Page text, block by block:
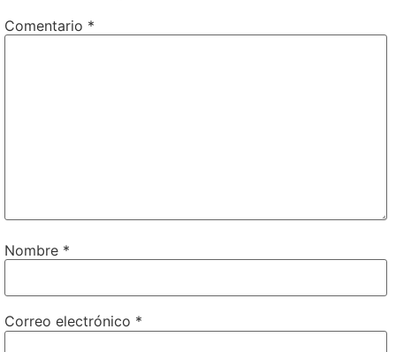
Comentario *
Nombre *
Correo electrónico *